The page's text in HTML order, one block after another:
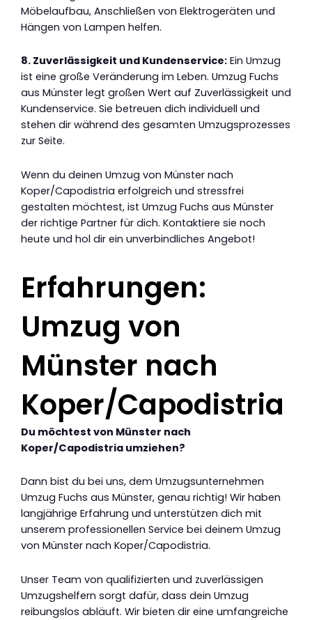
Möbelaufbau, Anschließen von Elektrogeräten und
Hängen von Lampen helfen.
8. Zuverlässigkeit und Kundenservice: Ein Umzug
ist eine große Veränderung im Leben. Umzug Fuchs
aus Münster legt großen Wert auf Zuverlässigkeit und
Kundenservice. Sie betreuen dich individuell und
stehen dir während des gesamten Umzugsprozesses
zur Seite.
Wenn du deinen Umzug von Münster nach
Koper/Capodistria erfolgreich und stressfrei
gestalten möchtest, ist Umzug Fuchs aus Münster
der richtige Partner für dich. Kontaktiere sie noch
heute und hol dir ein unverbindliches Angebot!
Erfahrungen:
Umzug von
Münster nach
Koper/Capodistria
Du möchtest von Münster nach
Koper/Capodistria umziehen?
Dann bist du bei uns, dem Umzugsunternehmen
Umzug Fuchs aus Münster, genau richtig! Wir haben
langjährige Erfahrung und unterstützen dich mit
unserem professionellen Service bei deinem Umzug
von Münster nach Koper/Capodistria.
Unser Team von qualifizierten und zuverlässigen
Umzugshelfern sorgt dafür, dass dein Umzug
reibungslos abläuft. Wir bieten dir eine umfangreiche